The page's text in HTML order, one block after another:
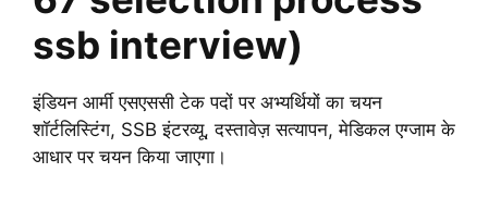
ssb interview)
इंडियन आर्मी एसएससी टेक पदों पर अभ्यर्थियों का चयन
शॉर्टलिस्टिंग, SSB इंटरव्यू, दस्तावेज़ सत्यापन, मेडिकल एग्जाम के
आधार पर चयन किया जाएगा।